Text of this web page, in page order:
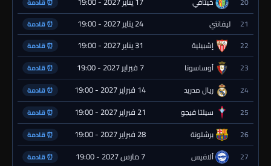
21 ليفانتي 24 يناير 2027 - 19:00 ⏰ قادمة
22 إشبيلية 31 يناير 2027 - 19:00 ⏰ قادمة
23 أوساسونا 7 فبراير 2027 - 19:00 ⏰ قادمة
24 ريال مدريد 14 فبراير 2027 - 19:00 ⏰ قادمة
25 سيلتا فيجو 21 فبراير 2027 - 19:00 ⏰ قادمة
26 برشلونة 28 فبراير 2027 - 19:00 ⏰ قادمة
27 ألافيس 7 مارس 2027 - 19:00 ⏰ قادمة